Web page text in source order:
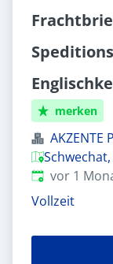
merken
Veröffentlicht
vor 1
Vollzeit